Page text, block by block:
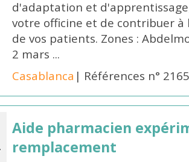
d'adaptation et
votre officine et de contribuer
de vos patients. Zones :
2 mars ...
Casablanca | Références n°
Aide pharmacien
remplacement